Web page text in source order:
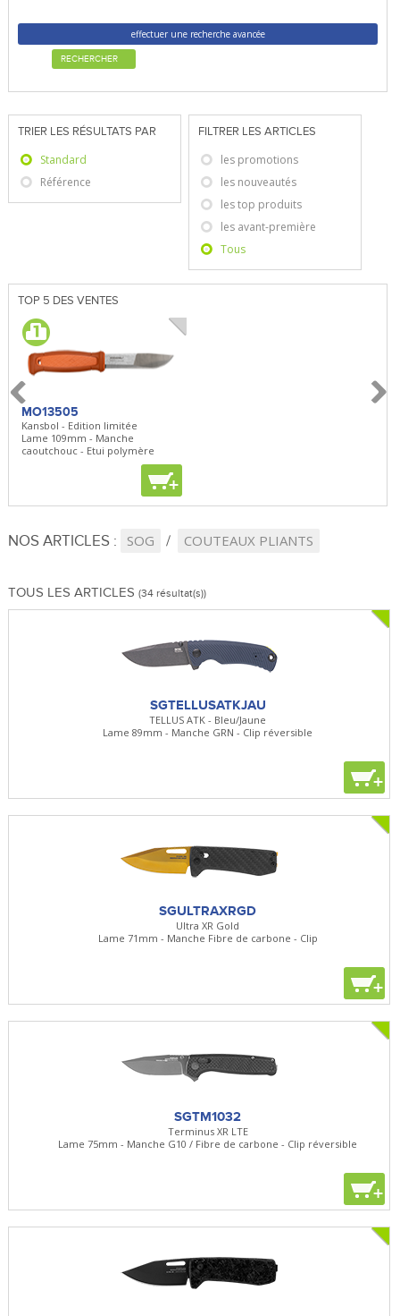
effectuer une recherche avancée
RECHERCHER
TRIER LES RÉSULTATS PAR
Standard
Référence
FILTRER LES ARTICLES
les promotions
les nouveautés
les top produits
les avant-première
Tous
TOP 5 DES VENTES
MO13505
Kansbol - Edition limitée
Lame 109mm - Manche
caoutchouc - Etui polymère
+
NOS ARTICLES : SOG COUTEAUX PLIANTS
TOUS LES ARTICLES (34 résultat(s))
SGTELLUSATKJAU
TELLUS ATK - Bleu/Jaune
Lame 89mm - Manche GRN - Clip réversible
+
SGULTRAXRGD
Ultra XR Gold
Lame 71mm - Manche Fibre de carbone - Clip
+
SGTM1032
Terminus XR LTE
Lame 75mm - Manche G10 / Fibre de carbone - Clip réversible
+